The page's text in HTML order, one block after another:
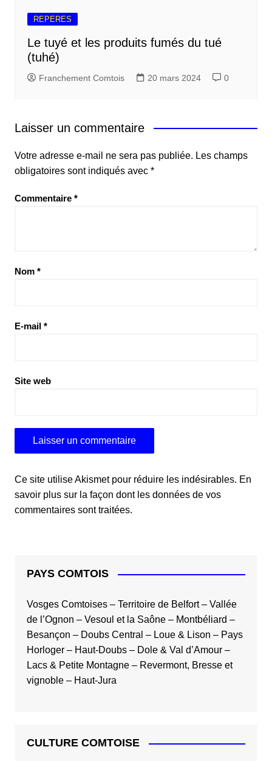
REPERES
Le tuyé et les produits fumés du tué
(tuhé)
Franchement Comtois 20 mars 2024 0
Laisser un commentaire
Votre adresse e-mail ne sera pas publiée. Les champs
obligatoires sont indiqués avec *
Commentaire *
Nom *
E-mail *
Site web
Ce site utilise Akismet pour réduire les indésirables. En
savoir plus sur la façon dont les données de vos
commentaires sont traitées.
PAYS COMTOIS
Vosges Comtoises– Territoire de Belfort– Vallée
de l’Ognon – Vesoul et la Saône– Montbéliard –
Besançon – Doubs Central – Loue & Lison – Pays
Horloger– Haut-Doubs– Dole & Val d’Amour–
Lacs & Petite Montagne– Revermont, Bresse et
vignoble– Haut-Jura
CULTURE COMTOISE